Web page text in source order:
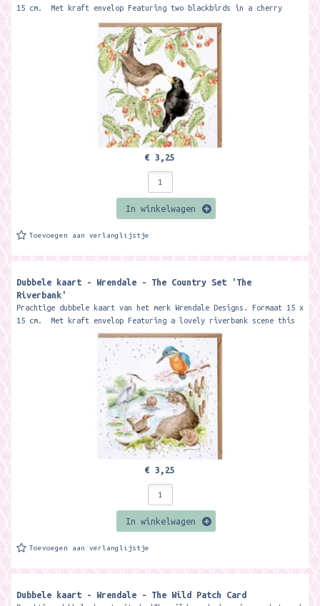
15 cm. Met kraft envelop Featuring two blackbirds in a cherry
€ 3,25
In winkelwagen
Toevoegen aan verlanglijstje
Dubbele kaart - Wrendale - The Country Set 'The
Riverbank'
Prachtige dubbele kaart van het merk Wrendale Designs. Formaat 15 x
15 cm. Met kraft envelop Featuring a lovely riverbank scene this
€ 3,25
In winkelwagen
Toevoegen aan verlanglijstje
Dubbele kaart - Wrendale - The Wild Patch Card